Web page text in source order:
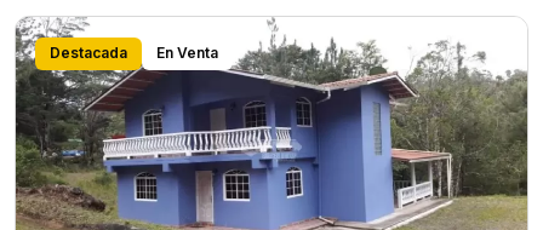
Destacada En Venta